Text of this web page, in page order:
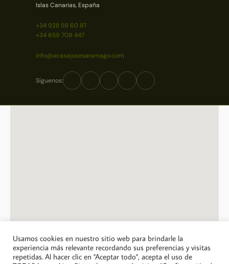
Islas Canarias, España
+34 928 59 60 87
+34 659 709 447
info@acasajosesaramago.com
Síguenos:
© 2026 A Casa Jose Saramago. Todos los derechos reservados.
Usamos cookies en nuestro sitio web para brindarle la
experiencia más relevante recordando sus preferencias y visitas
repetidas. Al hacer clic en "Aceptar todo", acepta el uso de